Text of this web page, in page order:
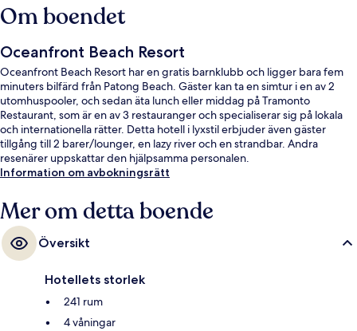
Om boendet
Oceanfront Beach Resort
Oceanfront Beach Resort har en gratis barnklubb och ligger bara fem
minuters bilfärd från Patong Beach. Gäster kan ta en simtur i en av 2
utomhuspooler, och sedan äta lunch eller middag på Tramonto
Restaurant, som är en av 3 restauranger och specialiserar sig på lokala
och internationella rätter. Detta hotell i lyxstil erbjuder även gäster
tillgång till 2 barer/lounger, en lazy river och en strandbar. Andra
resenärer uppskattar den hjälpsamma personalen.
Information om avbokningsrätt
Mer om detta boende
Översikt
Hotellets storlek
241 rum
4 våningar